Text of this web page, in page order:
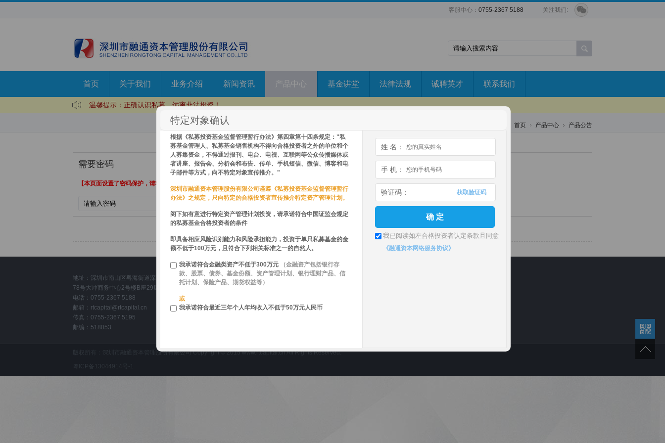
客服中心： 0755-2367 5188 关注我们:
首页 关于我们 业务介绍 新闻资讯 产品中心 基金讲堂 法律法规 诚聘英才 联系我们
温馨提示：正确认识私募，远离非法投资！
温馨提示：正确认识资本市场，理性投资，保卫财富！
温馨提示：理性投资，远离非法证券期货陷阱！
首页 产品中心 产品公告
需要密码
【本页面设置了密码保护，请输入资管合同计划代码后五位，区分大小写。】
地址：深圳市南山区粤海街道深南大道96
78号大冲商务中心2号楼B座29层
电话：0755-2367 5188
邮箱： rtcapital@rtcapital.cn
传真：0755-2367 5195
邮编：518053
版权所有：深圳市融通资本管理股份有限公司 Copyright © 2015 www.rtcapital.cn All Rights Reserved.
粤ICP备13044914号-1
特定对象确认
根据《私募投资基金监督管理暂行办法》第四章第十四条规定："私
募基金管理人、私募基金销售机构不得向合格投资者之外的单位和个
人募集资金，不得通过报刊、电台、电视、互联网等公众传播媒体或
者讲座、报告会、分析会和布告、传单、手机短信、微信、博客和电
子邮件等方式，向不特定对象宣传推介。"
深圳市融通资本管理股份有限公司谨遵《私募投资基金监督管理暂行
办法》之规定，只向特定的合格投资者宣传推介特定资产管理计划。
阁下如有意进行特定资产管理计划投资，请承诺符合中国证监会规定
的私募基金合格投资者的条件
即具备相应风险识别能力和风险承担能力，投资于单只私募基金的金
额不低于100万元，且符合下列相关标准之一的自然人。
我承诺符合金融类资产不低于300万元
（金融资产包括银行存
款、股票、债券、基金份额、资产管理计划、银行理财产品、信
托计划、保险产品、期货权益等）
或
我承诺符合最近三年个人年均收入不低于50万元人民币
姓 名：
手 机：
验证码： 获取验证码
确 定
我已阅读如左合格投资者认定条款且同意
《融通资本网络服务协议》